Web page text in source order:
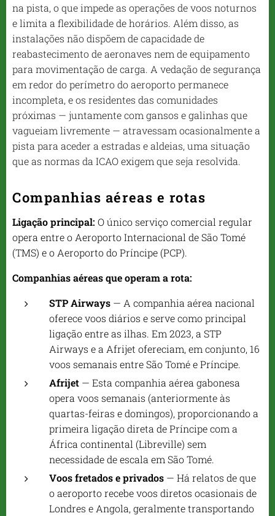
na pista, o que impede as operações de voos noturnos
e limita a flexibilidade de horários. Além disso, as
instalações não dispõem de capacidade de
reabastecimento de aeronaves nem de equipamento
para movimentação de carga. A vedação de segurança
em redor do perímetro do aeroporto permanece
incompleta, e os residentes das comunidades
próximas — juntamente com gansos e galinhas que
vagueiam livremente — atravessam ocasionalmente a
pista para aceder a estradas e aldeias, uma situação
que as normas da ICAO exigem que seja resolvida.
Companhias aéreas e rotas
Ligação principal: O único serviço comercial regular
opera entre o Aeroporto Internacional de São Tomé
(TMS) e o Aeroporto do Príncipe (PCP).
Companhias aéreas que operam a rota:
STP Airways — A companhia aérea nacional
oferece voos diários e serve como principal
ligação entre as ilhas. Em 2023, a STP
Airways e a Afrijet ofereciam, em conjunto, 16
voos semanais entre São Tomé e Príncipe.
Afrijet — Esta companhia aérea gabonesa
opera voos semanais (anteriormente às
quartas-feiras e domingos), proporcionando a
primeira ligação direta de Príncipe com a
África continental (Libreville) sem
necessidade de escala em São Tomé.
Voos fretados e privados — Há relatos de que
o aeroporto recebe voos diretos ocasionais de
Londres e Angola, geralmente transportando